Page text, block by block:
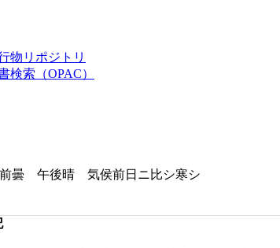
物リポジトリ
検索（OPAC）
午後晴 気侯前日ニ比シ寒シ